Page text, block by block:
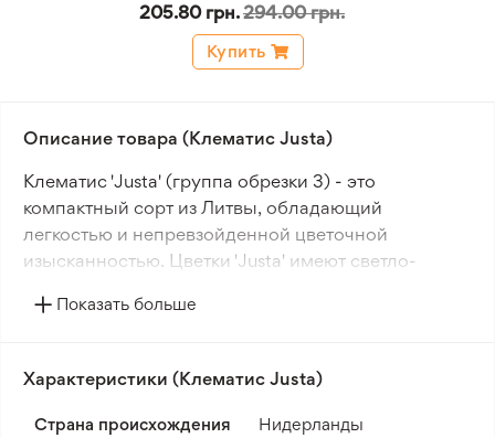
205.80 грн. 294.00 грн.
Купить
Описание товара (Клематис Justa)
Клематис 'Justa' (группа обрезки 3) - это
компактный сорт из Литвы, обладающий
легкостью и непревзойденной цветочной
изысканностью. Цветки 'Justa' имеют светло-
состоят из 6-8 эллиптических чашелистиков с
полоской.
Пыльники цветков образуют контраст с яркими
Показать больше
Характеристики (Клематис Justa)
Страна происхождения
Нидерланды